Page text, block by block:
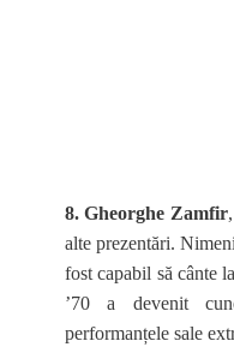
8. Gheorghe Zamfir
alte prezentări.
fost capabil să cânte
’70 a devenit
performanțele sale